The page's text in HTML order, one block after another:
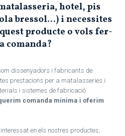
hotel, pis
bressol...) i necessites
producte o vols fer-
comanda?
dissenyadors i fabricants de
prestacions per a matalasseries i
i sistemes de fabricació
comanda mínima i oferim
en els nostres productes,